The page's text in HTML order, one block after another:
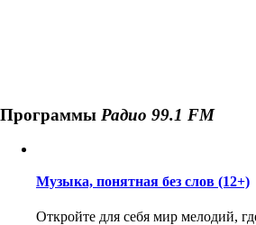
Программы Радио 99.1 FM
Музыка, понятная без слов (12+)
Откройте для себя мир мелодий,